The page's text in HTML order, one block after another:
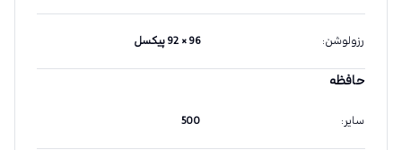
رزولوشن: 96 × 92 پیکسل
حافظه
سایر:
500